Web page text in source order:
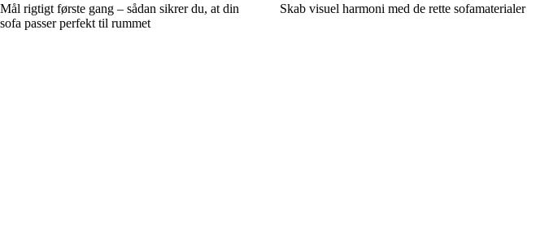
Mål rigtigt første gang – sådan sikrer du, at din
sofa passer perfekt til rummet
Skab visuel harmoni med de rette sofamaterialer